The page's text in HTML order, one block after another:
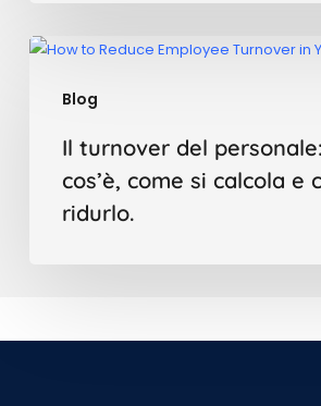
tua
Blog
Il
cos’è,
come
Il turnover del
cos’è, come si calcola e
ridurlo.